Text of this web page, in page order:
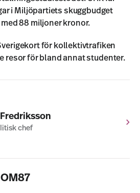
i Miljöpartiets skuggbudget
88 miljoner kronor.
för kollektivtrafiken
resor för bland annat studenter.
chef